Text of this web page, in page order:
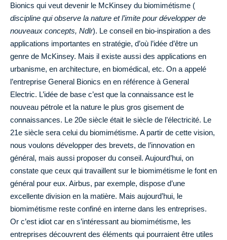
Bionics qui veut devenir le McKinsey du biomimétisme (
discipline qui observe la nature et l’imite pour développer de
nouveaux concepts, Ndlr). Le conseil en bio-inspiration a des
applications importantes en stratégie, d’où l’idée d’être un
genre de McKinsey. Mais il existe aussi des applications en
urbanisme, en architecture, en biomédical, etc. On a appelé
l’entreprise General Bionics en en référence à General
Electric. L’idée de base c’est que la connaissance est le
nouveau pétrole et la nature le plus gros gisement de
connaissances. Le 20e siècle était le siècle de l’électricité. Le
21e siècle sera celui du biomimétisme. A partir de cette vision,
nous voulons développer des brevets, de l’innovation en
général, mais aussi proposer du conseil. Aujourd’hui, on
constate que ceux qui travaillent sur le biomimétisme le font en
général pour eux. Airbus, par exemple, dispose d’une
excellente division en la matière. Mais aujourd’hui, le
biomimétisme reste confiné en interne dans les entreprises.
Or c’est idiot car en s’intéressant au biomimétisme, les
entreprises découvrent des éléments qui pourraient être utiles